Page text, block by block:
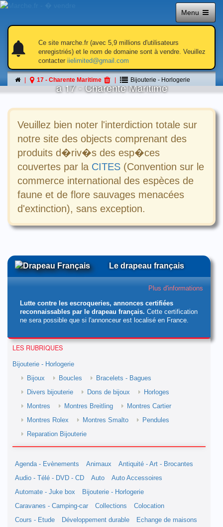
Menu
notifications
notifications
Ce site marche.fr (avec 5,9 millions d'utilisateurs
enregistriés) et le nom de domaine sont à vendre. Veuillez
contacter iielimited@gmail.com
17 - Charente Maritime Bijouterie - Horlogerie
Bijouterie - Horlogerie
á 17 - Charente Maritime
Veuillez bien noter l'interdiction totale sur
notre site des objects comprenant des
produits d�riv�s des esp�ces
couvertes par la CITES (Convention sur le
commerce international des espèces de
faune et de flore sauvages menacées
d'extinction), sans exception.
Le drapeau français
Plus d'informations
Lutte contre les escroqueries, annonces certifiées
reconnaissables par le drapeau français. Cette certification
ne sera possible que si l'annonceur est localisé en France.
LES RUBRIQUES
Bijouterie - Horlogerie
Bijoux
Boucles
Bracelets - Bagues
Divers bijouterie
Dons de bijoux
Horloges
Montres
Montres Breitling
Montres Cartier
Montres Rolex
Montres Smalto
Pendules
Reparation Bijouterie
Agenda - Evènements Animaux
Antiquité - Art - Brocantes
Audio - Télé - DVD - CD
Auto
Auto Accessoires
Automate - Juke box
Bijouterie - Horlogerie
Caravanes - Camping-car
Collections
Colocation
Cours - Etude
Développement durable
Echange de maisons